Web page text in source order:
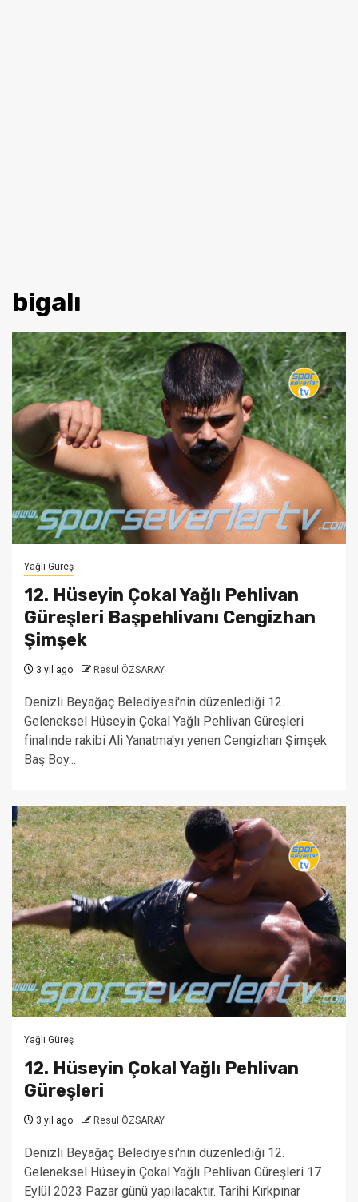
bigalı
Yağlı Güreş
12. Hüseyin Çokal Yağlı Pehlivan
Güreşleri Başpehlivanı Cengizhan
Şimşek
3 yıl ago Resul ÖZSARAY
Denizli Beyağaç Belediyesi'nin düzenlediği 12.
Geleneksel Hüseyin Çokal Yağlı Pehlivan Güreşleri
finalinde rakibi Ali Yanatma'yı yenen Cengizhan Şimşek
Baş Boy...
Yağlı Güreş
12. Hüseyin Çokal Yağlı Pehlivan
Güreşleri
3 yıl ago Resul ÖZSARAY
Denizli Beyağaç Belediyesi'nin düzenlediği 12.
Geleneksel Hüseyin Çokal Yağlı Pehlivan Güreşleri 17
Eylül 2023 Pazar günü yapılacaktır. Tarihi Kırkpınar